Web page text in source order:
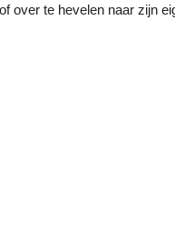
over te hevelen naar zijn